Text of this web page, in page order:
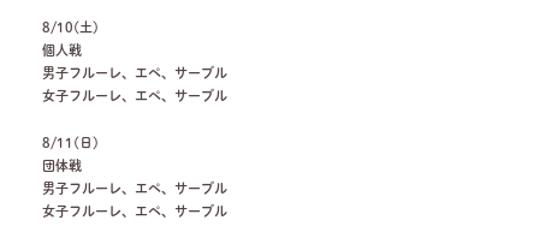
8/10(土)
個人戦
男子フルーレ、エペ、サーブル
女子フルーレ、エペ、サーブル
8/11(日)
団体戦
男子フルーレ、エペ、サーブル
女子フルーレ、エペ、サーブル